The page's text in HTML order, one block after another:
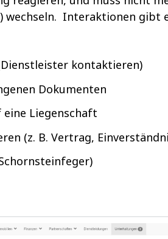
wechseln. Interaktionen gibt
kontaktieren)
Dokumenten
Liegenschaft
(z. B. Vertrag,